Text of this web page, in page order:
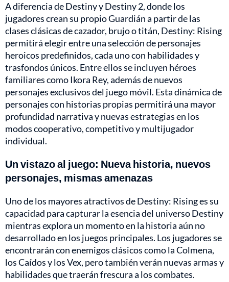
A diferencia de Destiny y Destiny 2, donde los
jugadores crean su propio Guardián a partir de las
clases clásicas de cazador, brujo o titán, Destiny: Rising
permitirá elegir entre una selección de personajes
heroicos predefinidos, cada uno con habilidades y
trasfondos únicos. Entre ellos se incluyen héroes
familiares como Ikora Rey, además de nuevos
personajes exclusivos del juego móvil. Esta dinámica de
personajes con historias propias permitirá una mayor
profundidad narrativa y nuevas estrategias en los
modos cooperativo, competitivo y multijugador
individual.
Un vistazo al juego: Nueva historia, nuevos
personajes, mismas amenazas
Uno de los mayores atractivos de Destiny: Rising es su
capacidad para capturar la esencia del universo Destiny
mientras explora un momento en la historia aún no
desarrollado en los juegos principales. Los jugadores se
encontrarán con enemigos clásicos como la Colmena,
los Caídos y los Vex, pero también verán nuevas armas y
habilidades que traerán frescura a los combates.